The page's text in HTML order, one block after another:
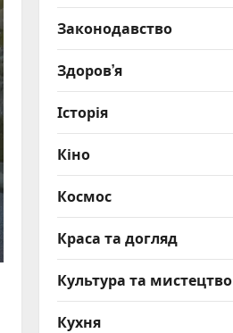
Законодавство
Здоров’я
Історія
Кіно
Космос
Краса та догляд
Культура та мистецтво
Кухня